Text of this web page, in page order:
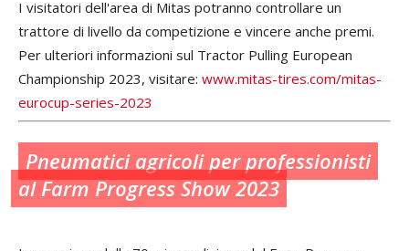
I visitatori dell'area di Mitas potranno controllare un
trattore di livello da competizione e vincere anche premi.
Per ulteriori informazioni sul Tractor Pulling European
Championship 2023, visitare: www.mitas-tires.com/mitas-
eurocup-series-2023
Pneumatici agricoli per professionisti
alFarm Progress Show 2023